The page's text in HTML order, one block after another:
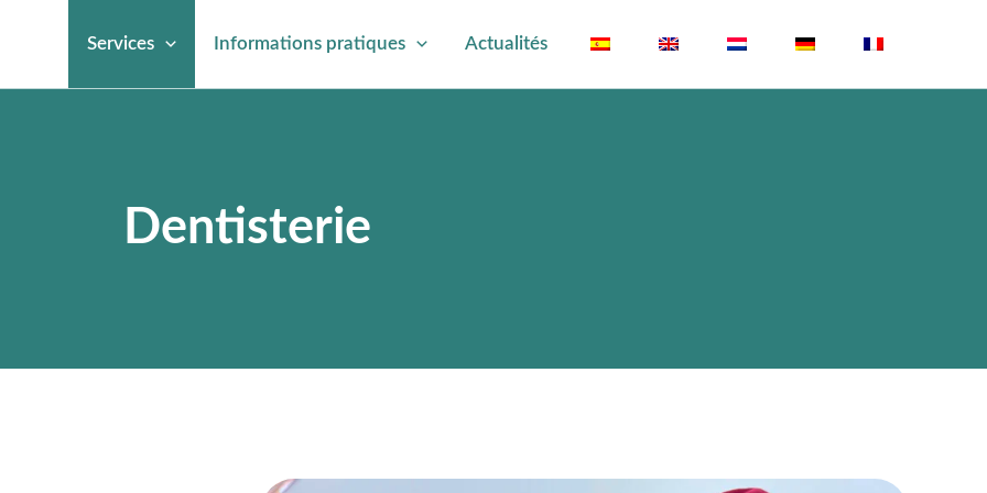
Services Informations pratiques Actualités
Dentisterie